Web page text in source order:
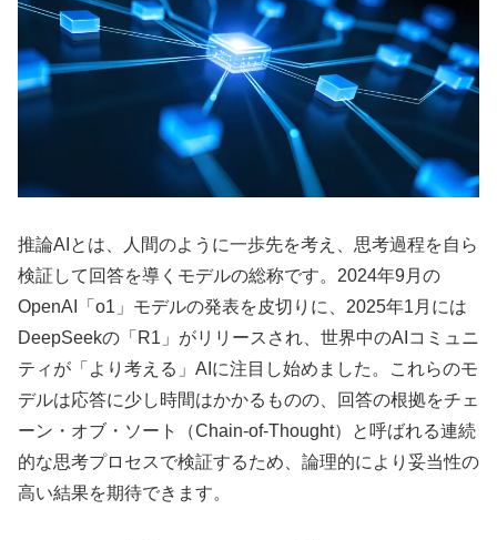
推論AIとは、人間のように一歩先を考え、思考過程を自ら
検証して回答を導くモデルの総称です。2024年9月の
OpenAI「o1」モデルの発表を皮切りに、2025年1月には
DeepSeekの「R1」がリリースされ、世界中のAIコミュニ
ティが「より考える」AIに注目し始めました。これらのモ
デルは応答に少し時間はかかるものの、回答の根拠をチェ
ーン・オブ・ソート（Chain-of-Thought）と呼ばれる連続
的な思考プロセスで検証するため、論理的により妥当性の
高い結果を期待できます。